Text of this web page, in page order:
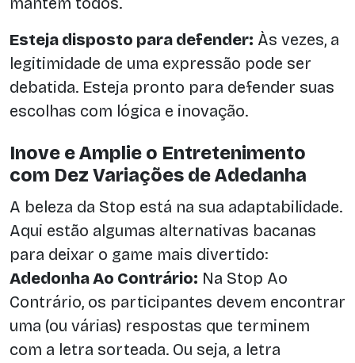
Esteja disposto para defender: Às vezes, a
legitimidade de uma expressão pode ser
debatida. Esteja pronto para defender suas
escolhas com lógica e inovação.
Inove e Amplie o Entretenimento
com Dez Variações de Adedanha
A beleza da Stop está na sua adaptabilidade.
Aqui estão algumas alternativas bacanas
para deixar o game mais divertido:
Adedonha Ao Contrário: Na Stop Ao
Contrário, os participantes devem encontrar
uma (ou várias) respostas que terminem
com a letra sorteada. Ou seja, a letra